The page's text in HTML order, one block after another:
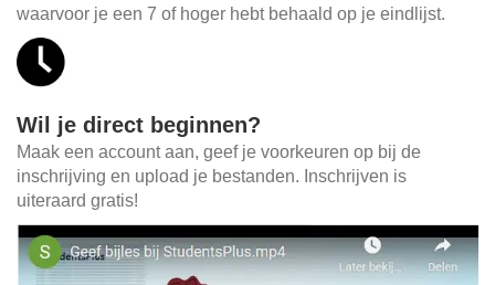
waarvoor je een 7 of hoger hebt behaald op je eindlijst.
Wil je direct beginnen?
Maak een account aan, geef je voorkeuren op bij de
inschrijving en upload je bestanden. Inschrijven is
uiteraard gratis!